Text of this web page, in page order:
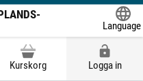
Language
Kurskorg Logga in